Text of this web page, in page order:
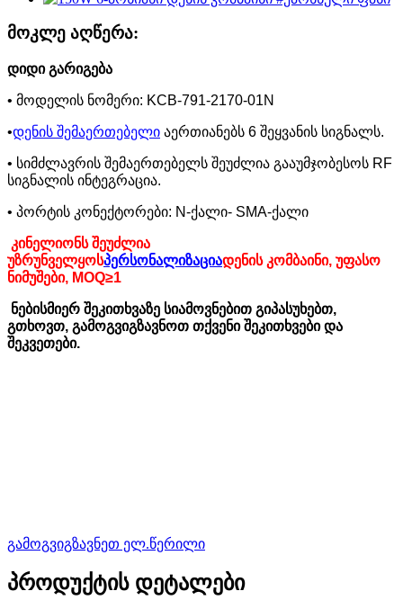
მოკლე აღწერა:
დიდი გარიგება
• მოდელის ნომერი: KCB-791-2170-01N
•დენის შემაერთებელი აერთიანებს 6 შეყვანის სიგნალს.
• სიმძლავრის შემაერთებელს შეუძლია გააუმჯობესოს RF
სიგნალის ინტეგრაცია.
• პორტის კონექტორები: N-ქალი- SMA-ქალი
კინელიონს შეუძლია
უზრუნველყოსპერსონალიზაციადენის კომბაინი, უფასო
ნიმუშები, MOQ≥1
ნებისმიერ შეკითხვაზე სიამოვნებით გიპასუხებთ,
გთხოვთ, გამოგვიგზავნოთ თქვენი შეკითხვები და
შეკვეთები.
გამოგვიგზავნეთ ელ.წერილი
პროდუქტის დეტალები